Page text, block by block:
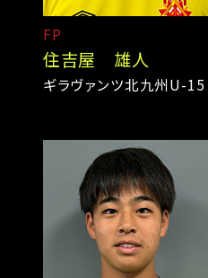
FP
住吉屋 雄人
ギラヴァンツ北九州U-15